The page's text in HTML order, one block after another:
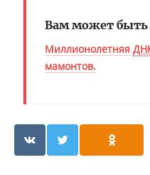
Вам может быть
Миллионолетняя
мамонтов.